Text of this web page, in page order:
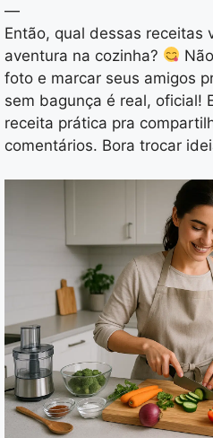
—
Então, qual dessas receitas
aventura na cozinha?
foto e marcar seus amigos
sem bagunça é real, oficial!
receita prática pra
comentários. Bora trocar